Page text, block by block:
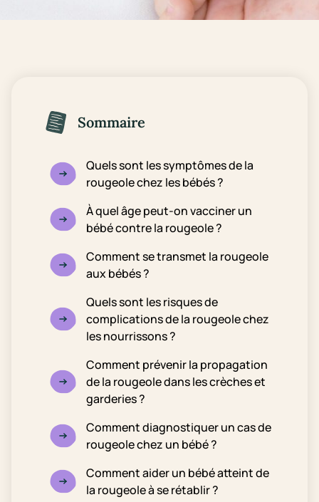
Sommaire
Quels sont les symptômes de la
rougeole chez les bébés ?
À quel âge peut-on vacciner un
bébé contre la rougeole ?
Comment se transmet la rougeole
aux bébés ?
Quels sont les risques de
complications de la rougeole chez
les nourrissons ?
Comment prévenir la propagation
de la rougeole dans les crèches et
garderies ?
Comment diagnostiquer un cas de
rougeole chez un bébé ?
Comment aider un bébé atteint de
la rougeole à se rétablir ?